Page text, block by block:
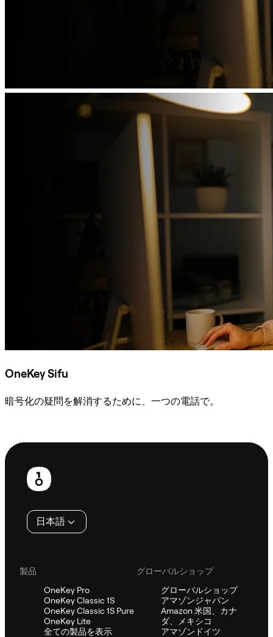
OneKey Sifu
暗号化の疑問を解消するために、一つの電話で。
フ
日本語
製品
OneKey Pro
OneKey Classic 1S
OneKey Classic 1S Pure
OneKey Lite
全ての製品を表示
グローバルショップ
グローバルショップ
アマゾンジャパン
Amazon 米国、カナ
ダ、メキシコ
アマゾンドイツ